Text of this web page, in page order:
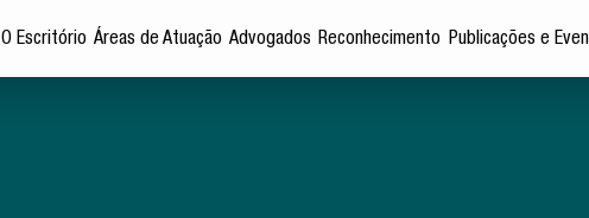
O Escritório Áreas de Atuação Advogados Reconhecimento Publicações e